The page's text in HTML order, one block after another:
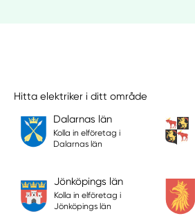
Hitta elektriker i ditt område
Dalarnas län
Kolla in elföretag i
Dalarnas län
Jönköpings län
Kolla in elföretag i
Jönköpings län